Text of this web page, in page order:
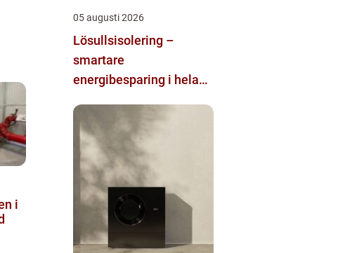
05 augusti 2026
Lösullsisolering –
smartare
energibesparing i hela